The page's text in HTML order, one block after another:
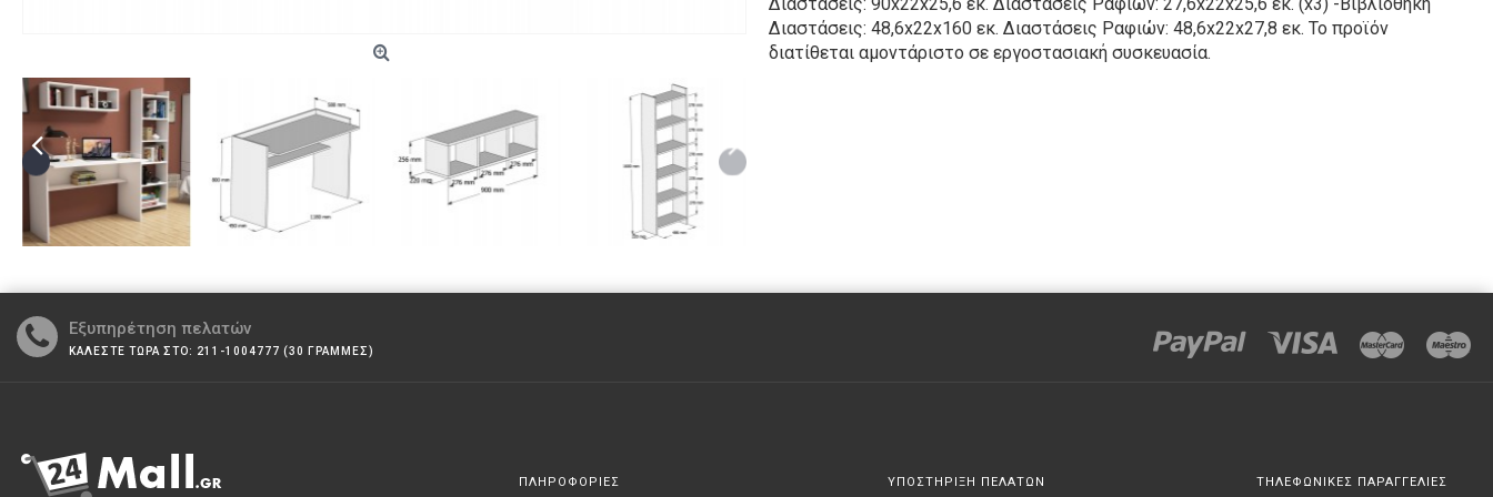
Διαστάσεις: 48,6x22x160 εκ. Διαστάσεις Ραφιών: 48,6x22x27,8 εκ. Το προϊόν
διατίθεται αμοντάριστο σε εργοστασιακή συσκευασία.
Εξυπηρέτηση πελατών
ΚΑΛΕΣΤΕ ΤΩΡΑ ΣΤΟ: 211-1004777 (30 ΓΡΑΜΜΕΣ)
ΠΛΗΡΟΦΟΡΙΕΣ ΥΠΟΣΤΗΡΙΞΗ ΠΕΛΑΤΩΝ ΤΗΛΕΦΩΝΙΚΕΣ ΠΑΡΑΓΓΕΛΙΕΣ